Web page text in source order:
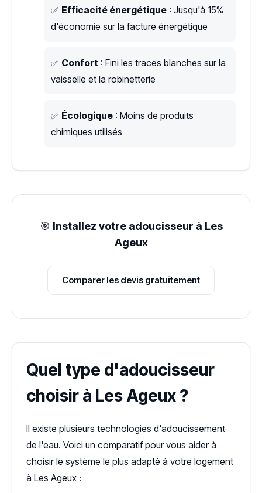
✅ Efficacité énergétique : Jusqu'à 15%
d'économie sur la facture énergétique
✅ Confort : Fini les traces blanches sur la
vaisselle et la robinetterie
✅ Écologique : Moins de produits
chimiques utilisés
🎯 Installez votre adoucisseur à Les
Ageux
Comparer les devis gratuitement
Quel type d'adoucisseur
choisir à Les Ageux ?
Il existe plusieurs technologies d'adoucissement
de l'eau. Voici un comparatif pour vous aider à
choisir le système le plus adapté à votre logement
à Les Ageux :